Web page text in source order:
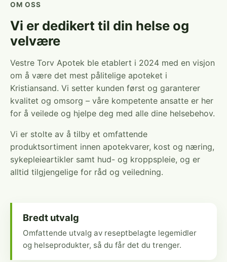
OM OSS
Vi er dedikert til din helse og
velvære
Vestre Torv Apotek ble etablert i 2024 med en visjon
om å være det mest pålitelige apoteket i
Kristiansand. Vi setter kunden først og garanterer
kvalitet og omsorg – våre kompetente ansatte er her
for å veilede og hjelpe deg med alle dine helsebehov.
Vi er stolte av å tilby et omfattende
produktsortiment innen apotekvarer, kost og næring,
sykepleieartikler samt hud- og kroppspleie, og er
alltid tilgjengelige for råd og veiledning.
Bredt utvalg
Omfattende utvalg av reseptbelagte legemidler
og helseprodukter, så du får det du trenger.